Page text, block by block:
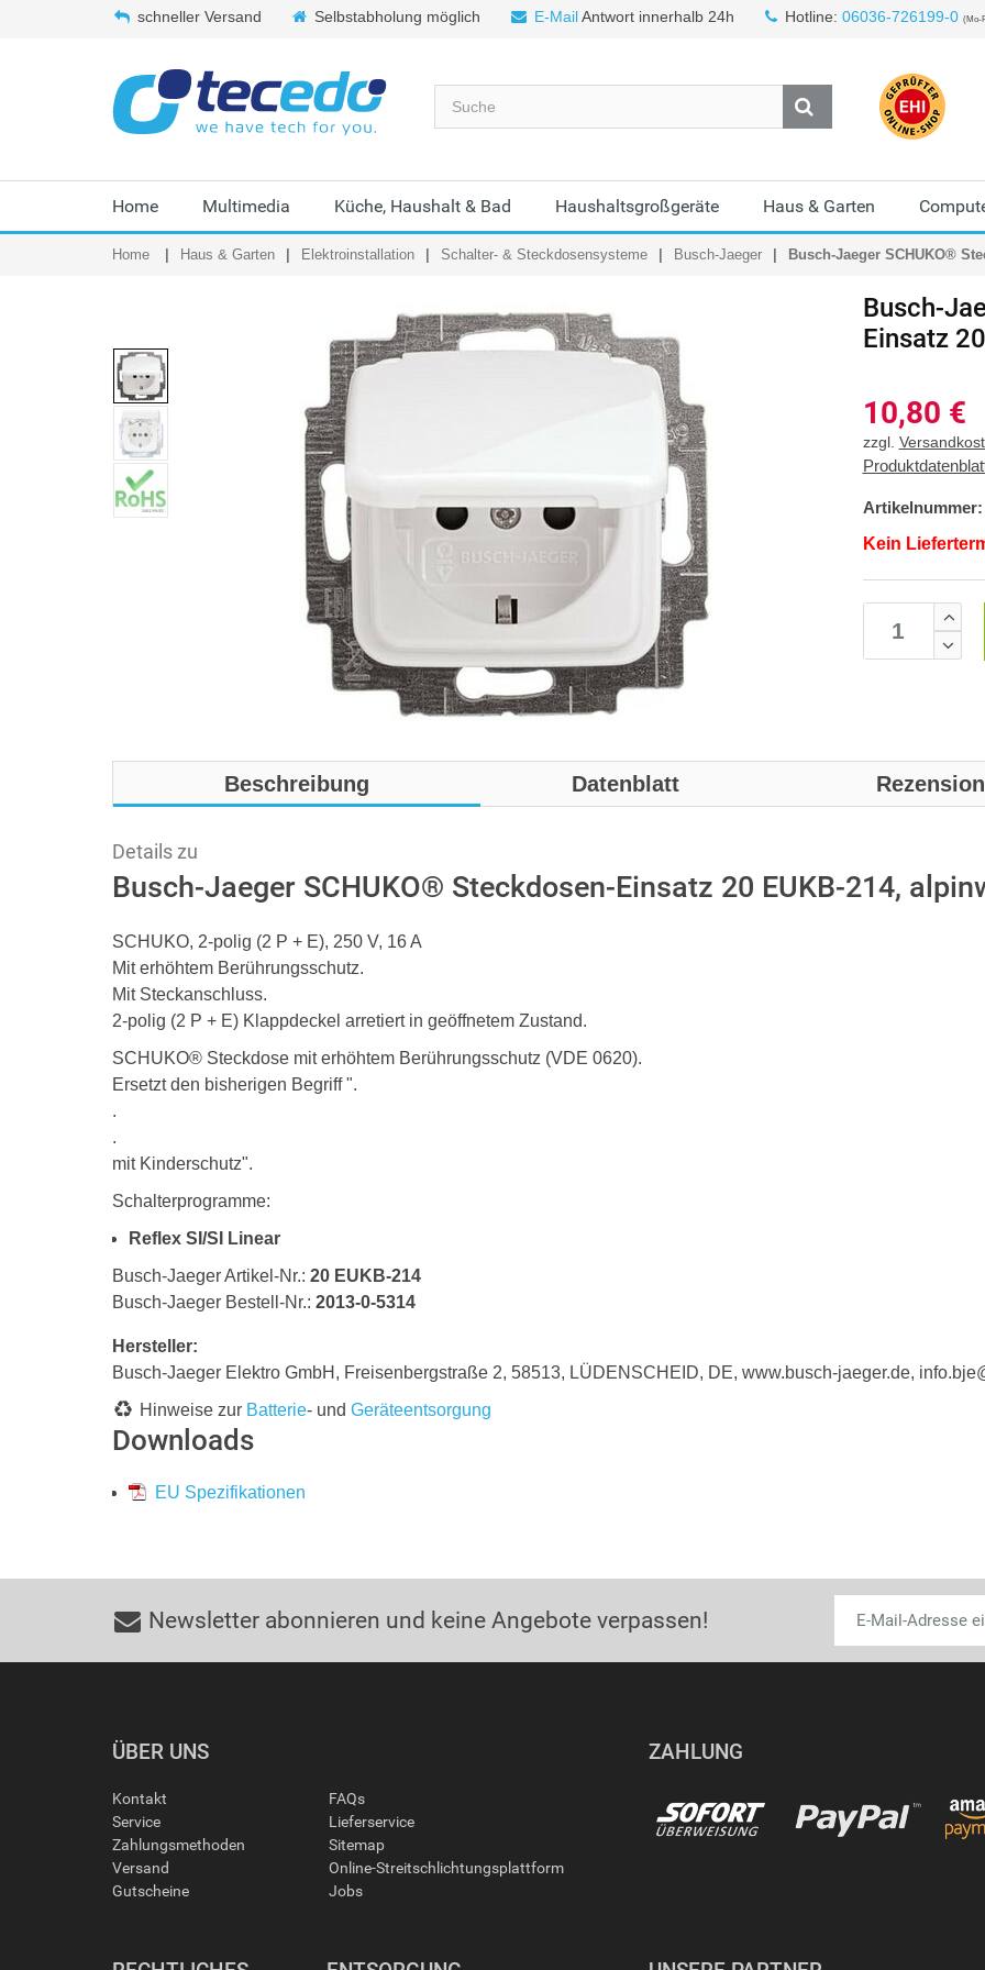
schneller Versand Selbstabholung möglich E-MailAntwort innerhalb 24h Hotline: 06036-726199-0 (Mo-
Home Multimedia Küche, Haushalt & Bad Haushaltsgroßgeräte Haus & Garten
Home Haus & Garten Elektroinstallation Schalter- & Steckdosensysteme Busch-Jaeger Busch-Jaeger SCHUKO®
Busch-
Einsatz
10,80 €
zzgl.
Artikelnummer:
Kein
Beschreibung Datenblatt
Details zu
Busch-Jaeger SCHUKO® Steckdosen-Einsatz 20 EUKB-214,
SCHUKO, 2-polig (2 P + E), 250 V, 16 A
Mit erhöhtem Berührungsschutz.
Mit Steckanschluss.
2-polig (2 P + E) Klappdeckel arretiert in geöffnetem Zustand.
SCHUKO® Steckdose mit erhöhtem Berührungsschutz (VDE 0620).
Ersetzt den bisherigen Begriff ".
.
.
mit Kinderschutz".
Schalterprogramme:
Reflex SI/SI Linear
Busch-Jaeger Artikel-Nr.: 20 EUKB-214
Busch-Jaeger Bestell-Nr.: 2013-0-5314
Hersteller:
Busch-Jaeger Elektro GmbH, Freisenbergstraße 2, 58513, LÜDENSCHEID, DE, www.busch-jaeger.de,
Hinweise zur Batterie- und Geräteentsorgung
Downloads
EU Spezifikationen
Newsletter abonnieren und keine Angebote verpassen!
ÜBER UNS
Kontakt
Service
Zahlungsmethoden
Versand
Gutscheine
FAQs
Lieferservice
Sitemap
Online-Streitschlichtungsplattform
Jobs
ZAHLUNG